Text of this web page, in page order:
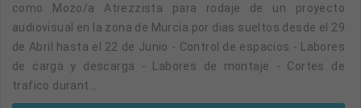
como Mozo/a Atrezzista para rodaje de un proyecto
audiovisual en la zona de Murcia por dias sueltos desde el 29
de Abril hasta el 22 de Junio - Control de espacios - Labores
de carga y descarga - Labores de montaje - Cortes de
trafico durant...